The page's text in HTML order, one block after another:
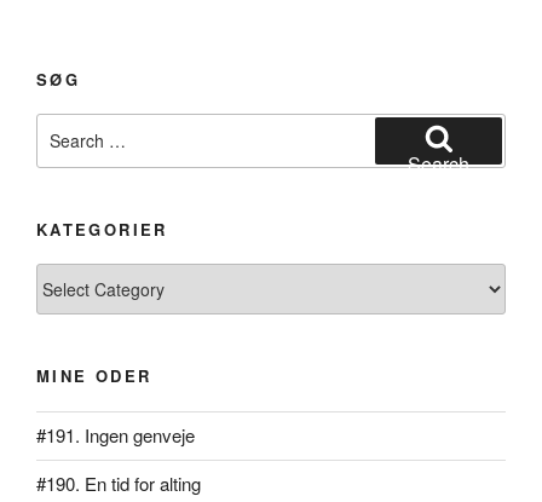
SØG
for:
Search
KATEGORIER
MINE ODER
#191. Ingen genveje
#190. En tid for alting